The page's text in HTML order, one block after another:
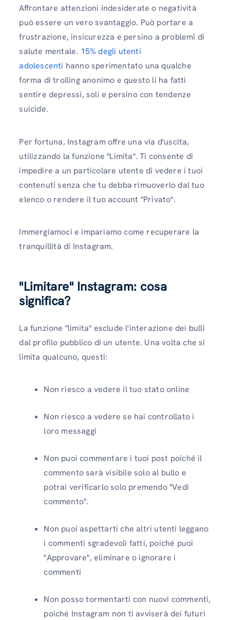
Affrontare attenzioni indesiderate o negatività
può essere un vero svantaggio. Può portare a
frustrazione, insicurezza e persino a problemi di
salute mentale. 15% degli utenti
adolescenti hanno sperimentato una qualche
forma di trolling anonimo e questo li ha fatti
sentire depressi, soli e persino con tendenze
suicide.
Per fortuna, Instagram offre una via d'uscita,
utilizzando la funzione "Limita". Ti consente di
impedire a un particolare utente di vedere i tuoi
contenuti senza che tu debba rimuoverlo dal tuo
elenco o rendere il tuo account "Privato".
Immergiamoci e impariamo come recuperare la
tranquillità di Instagram.
"Limitare" Instagram: cosa
significa?
La funzione "limita" esclude l'interazione dei bulli
dal profilo pubblico di un utente. Una volta che si
limita qualcuno, questi:
Non riesco a vedere il tuo stato online
Non riesco a vedere se hai controllato i
loro messaggi
Non puoi commentare i tuoi post poiché il
commento sarà visibile solo al bullo e
potrai verificarlo solo premendo "Vedi
commento".
Non puoi aspettarti che altri utenti leggano
i commenti sgradevoli fatti, poiché puoi
"Approvare", eliminare o ignorare i
commenti
Non posso tormentarti con nuovi commenti,
poiché Instagram non ti avviserà dei futuri